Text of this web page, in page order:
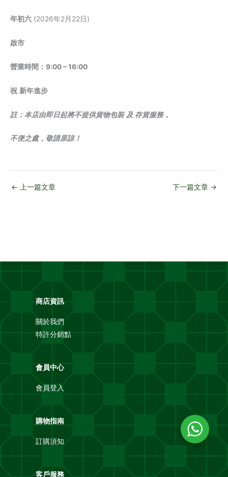
年初六 (2026年2月22日)
啟市
營業時間： 9:00 – 16:00
祝 新年進步
註：本店由即日起將不提供貨物包裝 及 存貨服務，
不便之處，敬請原諒！
← 上一篇文章 下一篇文章 →
商店資訊
關於我們
特許分銷點
會員中心
會員登入
購物指南
訂購須知
客戶服務